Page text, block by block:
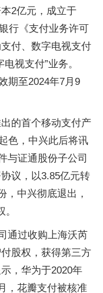
2亿元，成立于
行《支付业务许可
付、数字电视支付
视支付”业务。
期至2024年7月9
的首个移动支付产
色，中兴此后将讯
与证通股份子公司
议，以3.85亿元转
，中兴彻底退出，
通过收购上海沃芮
股权，获得第三方
，华为于2020年
，花瓣支付被核准